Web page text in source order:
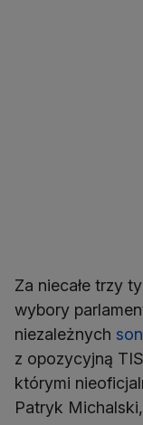
Za niecałe trzy
wybory
niezależnych
z opozycyjną
którymi
Patryk Michalski,